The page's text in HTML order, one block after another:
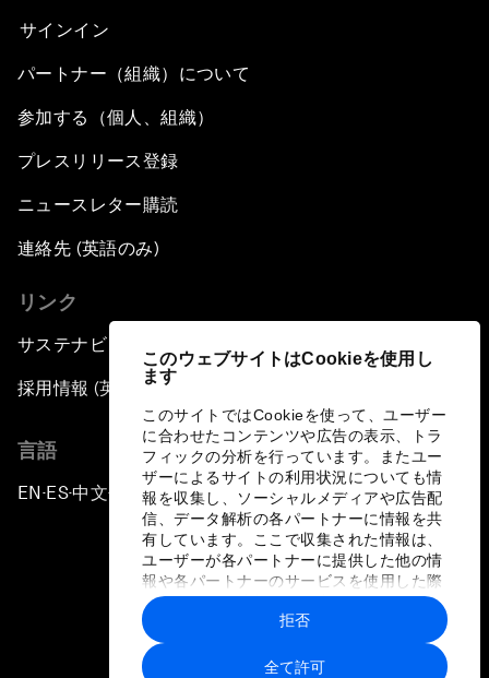
このウェブサイトはCookieを使用し
ます
このサイトではCookieを使って、ユーザー
に合わせたコンテンツや広告の表示、トラ
フィックの分析を行っています。またユー
ザーによるサイトの利用状況についても情
報を収集し、ソーシャルメディアや広告配
信、データ解析の各パートナーに情報を共
有しています。ここで収集された情報は、
ユーザーが各パートナーに提供した他の情
報や各パートナーのサービスを使用した際
に収集された情報と組み合わされ、各パー
トナーによって使用されることがありま
す。
全て許可
拒否
サインイン
パートナー（組織）について
参加する（個人、組織）
プレスリリース登録
ニュースレター購読
連絡先 (英語のみ)
リンク
サステナビリティへの取り組み
採用情報 (英語のみ)
言語
EN ▪ES▪中文▪ 日本語
プライバシーポリシーと利用規約